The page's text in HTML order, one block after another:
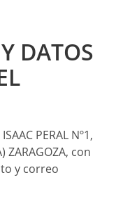
DATOS
PERAL Nº1,
ZARAGOZA, con
y correo